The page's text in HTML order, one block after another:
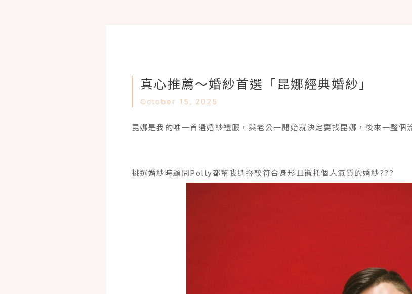
真心推薦～婚紗首選「昆娜經典婚紗」
October 15, 2025
昆娜是我的唯一首選婚紗禮服，與老公一開始就決定要找昆娜，後來一整個
挑選婚紗時顧問Polly都幫我選擇較符合身形且襯托個人氣質的婚紗???